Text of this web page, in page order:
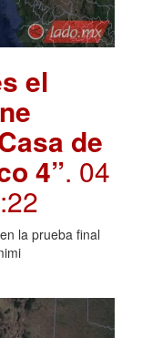
el
de
4”. 04
la prueba final